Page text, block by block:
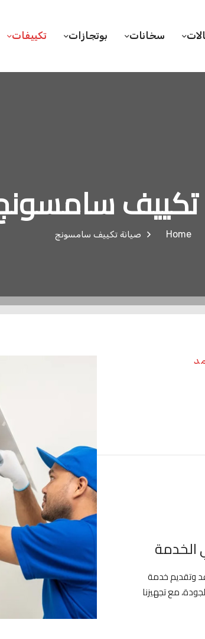
سخانات بوتجازات تكييفات
تكييف
Home صيانة تكييف سامسونج
وتقديم خدمة
مع تجهيزنا